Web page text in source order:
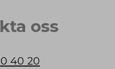
oss
40 20